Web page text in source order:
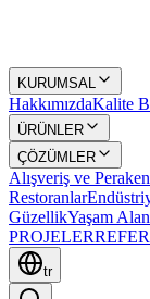
KURUMSAL
HakkımızdaKalite
ÜRÜNLER
ÇÖZÜMLER
Alışveriş ve
Restoranlar
GüzellikYaşam
PROJELER
tr